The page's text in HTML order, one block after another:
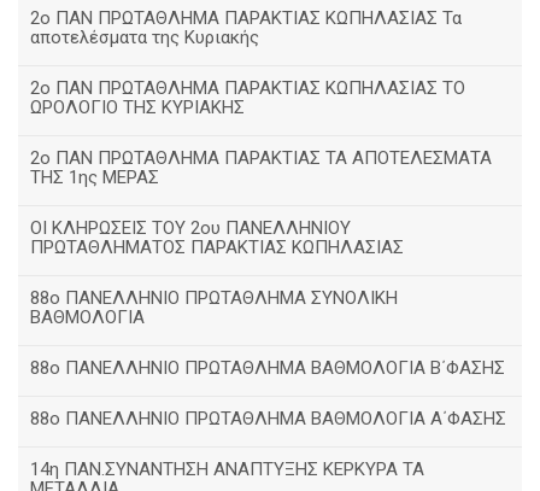
2ο ΠΑΝ ΠΡΩΤΑΘΛΗΜΑ ΠΑΡΑΚΤΙΑΣ ΚΩΠΗΛΑΣΙΑΣ Τα
αποτελέσματα της Κυριακής
2ο ΠΑΝ ΠΡΩΤΑΘΛΗΜΑ ΠΑΡΑΚΤΙΑΣ ΚΩΠΗΛΑΣΙΑΣ ΤΟ
ΩΡΟΛΟΓΙΟ ΤΗΣ ΚΥΡΙΑΚΗΣ
2ο ΠΑΝ ΠΡΩΤΑΘΛΗΜΑ ΠΑΡΑΚΤΙΑΣ ΤΑ ΑΠΟΤΕΛΕΣΜΑΤΑ
ΤΗΣ 1ης ΜΕΡΑΣ
ΟΙ ΚΛΗΡΩΣΕΙΣ ΤΟΥ 2ου ΠΑΝΕΛΛΗΝΙΟΥ
ΠΡΩΤΑΘΛΗΜΑΤΟΣ ΠΑΡΑΚΤΙΑΣ ΚΩΠΗΛΑΣΙΑΣ
88ο ΠΑΝΕΛΛΗΝΙΟ ΠΡΩΤΑΘΛΗΜΑ ΣΥΝΟΛΙΚΗ
ΒΑΘΜΟΛΟΓΙΑ
88ο ΠΑΝΕΛΛΗΝΙΟ ΠΡΩΤΑΘΛΗΜΑ ΒΑΘΜΟΛΟΓΙΑ Β΄ΦΑΣΗΣ
88ο ΠΑΝΕΛΛΗΝΙΟ ΠΡΩΤΑΘΛΗΜΑ ΒΑΘΜΟΛΟΓΙΑ Α΄ΦΑΣΗΣ
14η ΠΑΝ.ΣΥΝΑΝΤΗΣΗ ΑΝΑΠΤΥΞΗΣ ΚΕΡΚΥΡΑ ΤΑ